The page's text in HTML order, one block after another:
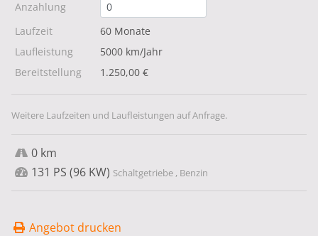
Anzahlung
Laufzeit
60 Monate
Laufleistung
5000 km/Jahr
Bereitstellung
1.250,00 €
Weitere Laufzeiten und Laufleistungen auf Anfrage.
0 km
131 PS (96 KW) Schaltgetriebe , Benzin
Angebot drucken